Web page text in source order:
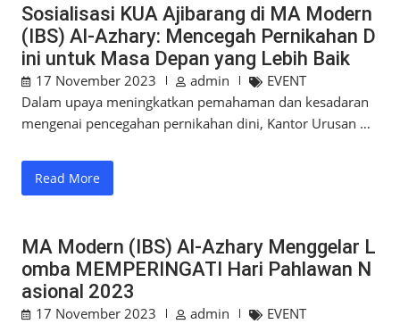
Sosialisasi KUA Ajibarang di MA Modern
(IBS) Al-Azhary: Mencegah Pernikahan D
ini untuk Masa Depan yang Lebih Baik
17 November 2023 admin
EVENT
Dalam upaya meningkatkan pemahaman dan kesadaran
mengenai pencegahan pernikahan dini, Kantor Urusan …
Read More
MA Modern (IBS) Al-Azhary Menggelar L
omba MEMPERINGATI Hari Pahlawan N
asional 2023
17 November 2023 admin
EVENT